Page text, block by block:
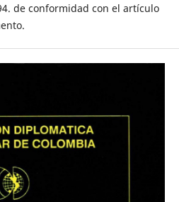
de conformidad con el artículo